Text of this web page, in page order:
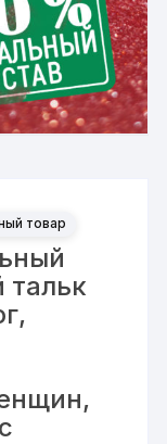
товар
тальк